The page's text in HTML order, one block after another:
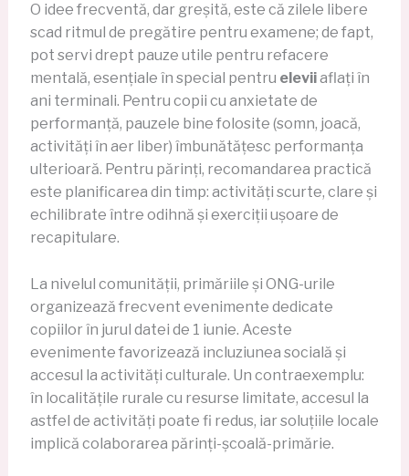
O idee frecventă, dar greșită, este că zilele libere
scad ritmul de pregătire pentru examene; de fapt,
pot servi drept pauze utile pentru refacere
mentală, esențiale în special pentru eleviiaflați în
ani terminali. Pentru copii cu anxietate de
performanță, pauzele bine folosite (somn, joacă,
activități în aer liber) îmbunătățesc performanța
ulterioară. Pentru părinți, recomandarea practică
este planificarea din timp: activități scurte, clare și
echilibrate între odihnă și exerciții ușoare de
recapitulare.
La nivelul comunității, primăriile și ONG-urile
organizează frecvent evenimente dedicate
copiilor în jurul datei de 1 iunie. Aceste
evenimente favorizează incluziunea socială și
accesul la activități culturale. Un contraexemplu:
în localitățile rurale cu resurse limitate, accesul la
astfel de activități poate fi redus, iar soluțiile locale
implică colaborarea părinți-școală-primărie.